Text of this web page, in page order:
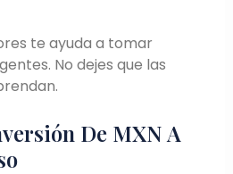
te ayuda a tomar
No dejes que las
De MXN A